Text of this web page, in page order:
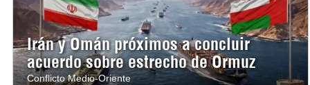
Irán y Omán próximos a concluir
acuerdo sobre estrecho de Ormuz
Conflicto Medio-Oriente